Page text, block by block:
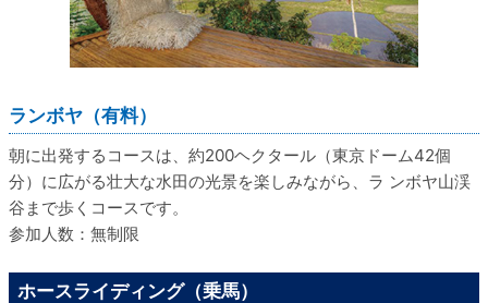
ランボヤ（有料）
朝に出発するコースは、約200ヘクタール（東京ドーム42個
分）に広がる壮大な水田の光景を楽しみながら、ラ ンボヤ山渓
谷まで歩くコースです。
参加人数：無制限
ホースライディング（乗馬）